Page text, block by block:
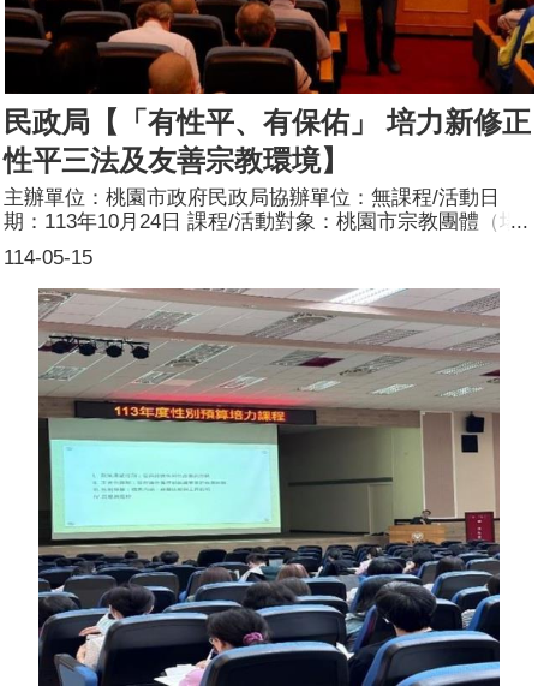
民政局【「有性平、有保佑」 培力新修正
性平三法及友善宗教環境】
114-05-15
主辦單位：桃園市政府民政局協辦單位：無課程/活動日
期：113年10月24日 課程/活動對象：桃園市宗教團體（場
所）負責人、桃園市各區公所宗教業務承辦人辦理形式：課
程 課程/活動簡介：本課程邀請世新大學廣播電視電影學系
林承宇教授講授從修正後的性平三法以及營造友善的宗教環
境。參加人數：148人(男75人、女73人)講師資料：(1)姓
名：林承宇(2)職稱：世新大學專任教授